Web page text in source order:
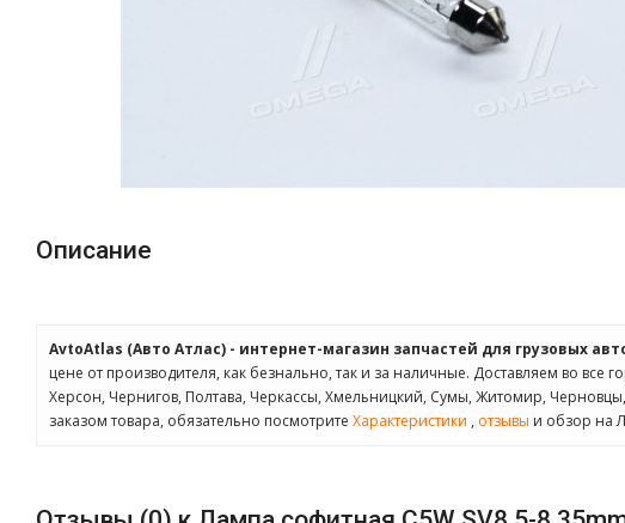
Описание
AvtoAtlas (Авто Атлас) - интернет-магазин запчастей для грузовых
цене от производителя, как безнально, так и за наличные. Доставляем во
Херсон, Чернигов, Полтава, Черкассы, Хмельницкий, Сумы, Житомир,
заказом товара, обязательно посмотрите Характеристики , отзывы и обзор на